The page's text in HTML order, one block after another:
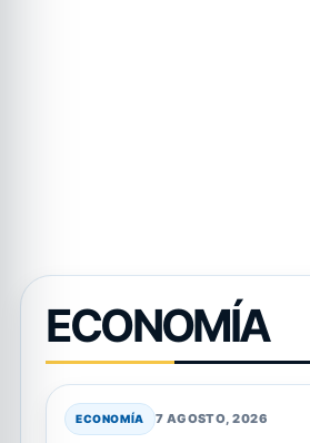
ECONOMÍA
ECONOMÍA 7 AGOSTO, 2026